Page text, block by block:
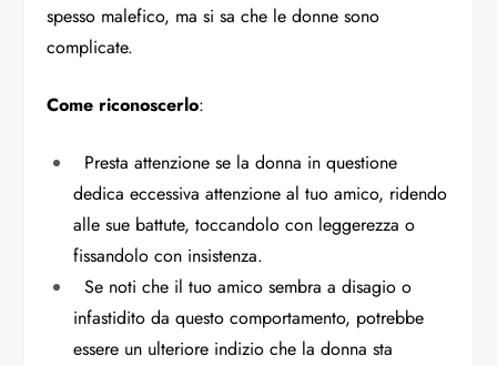
spesso malefico, ma si sa che le donne sono
complicate.
Come riconoscerlo:
Presta attenzione se la donna in questione
dedica eccessiva attenzione al tuo amico, ridendo
alle sue battute, toccandolo con leggerezza o
fissandolo con insistenza.
Se noti che il tuo amico sembra a disagio o
infastidito da questo comportamento, potrebbe
essere un ulteriore indizio che la donna sta